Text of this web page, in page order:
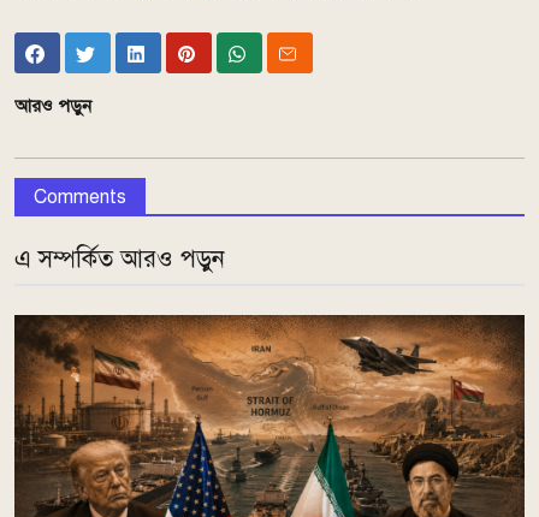
আরও পড়ুন
Comments
এ সম্পর্কিত আরও পড়ুন